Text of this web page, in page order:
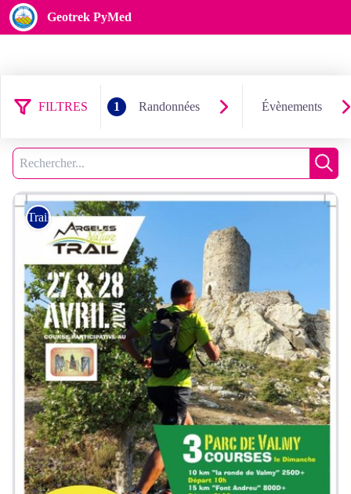
Geotrek PyMed
FILTRES 1 Randonnées Évènements
11 résultats randonnées : Trail
Recherche
Trail